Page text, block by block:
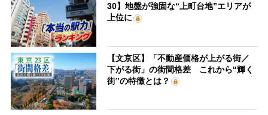
30】地盤が強固な“上町台地”エリアが
上位に
【文京区】「不動産価格が上がる街／
下がる街」の街間格差 これから“輝く
街”の特徴とは？